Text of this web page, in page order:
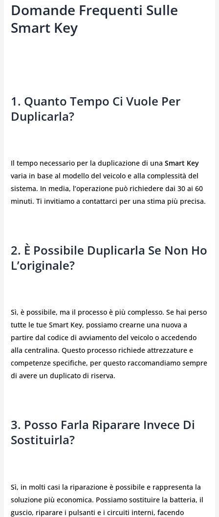
Domande Frequenti Sulle
Smart Key
1. Quanto Tempo Ci Vuole Per
Duplicarla?
Il tempo necessario per la duplicazione di una Smart Key
varia in base al modello del veicolo e alla complessità del
sistema. In media, l’operazione può richiedere dai 30 ai 60
minuti. Ti invitiamo a contattarci per una stima più precisa.
2. È Possibile Duplicarla Se Non Ho
L’originale?
Sì, è possibile, ma il processo è più complesso. Se hai perso
tutte le tue Smart Key, possiamo crearne una nuova a
partire dal codice di avviamento del veicolo o accedendo
alla centralina. Questo processo richiede attrezzature e
competenze specifiche, per questo raccomandiamo sempre
di avere un duplicato di riserva.
3. Posso Farla Riparare Invece Di
Sostituirla?
Sì, in molti casi la riparazione è possibile e rappresenta la
soluzione più economica. Possiamo sostituire la batteria, il
guscio, riparare i pulsanti e i circuiti interni, facendo